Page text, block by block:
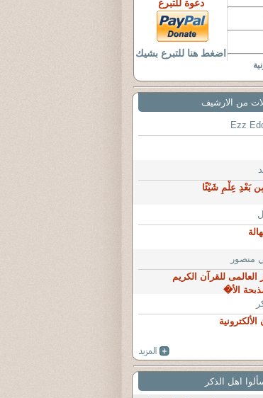
دعوة للتبرع
اضغط هنا للتبرع بشيك
من الارشيف
Ezz
بَعْدِ عِلْمٍ شَيْئًا
منصور
العالمى للقرآن الكريم
الأ�
اهل الذكر